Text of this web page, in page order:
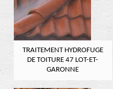
TRAITEMENT HYDROFUGE
DE TOITURE 47 LOT-ET-
GARONNE